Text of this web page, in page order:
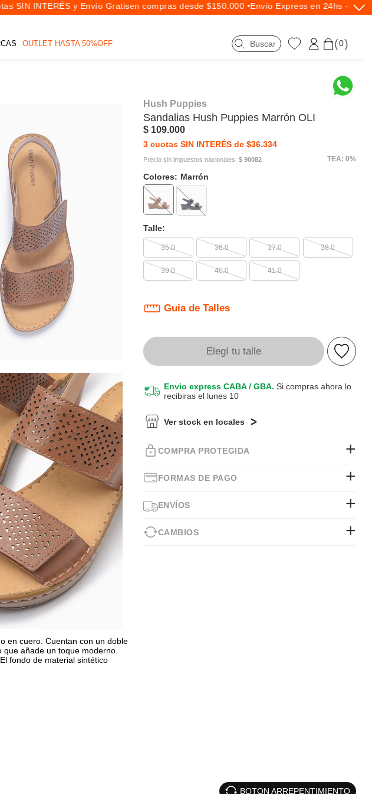
OUTLET HASTA 50%OFF
SIN INTERÉS y Envío Gratisen compras desde $150.000 •Envío Express en 24hs -
0
en cuero. Cuentan con un doble
añade un toque moderno.
fondo de material sintético
Hush Puppies
Sandalias Hush Puppies Marrón OLI
$ 109.000
3 cuotas SIN INTERÉS de $36.334
Precio sin impuestos nacionales: $ 90082 TEA: 0%
Colores: Marrón
Talle:
35.0 36.0 37.0 38.0
39.0 40.0 41.0
Guia de Talles
Elegí tu talle
Envio express CABA / GBA. Si compras ahora lo
recibiras el lunes 10
Ver stock en locales
COMPRA PROTEGIDA
FORMAS DE PAGO
ENVÍOS
CAMBIOS
BOTON ARREPENTIMIENTO